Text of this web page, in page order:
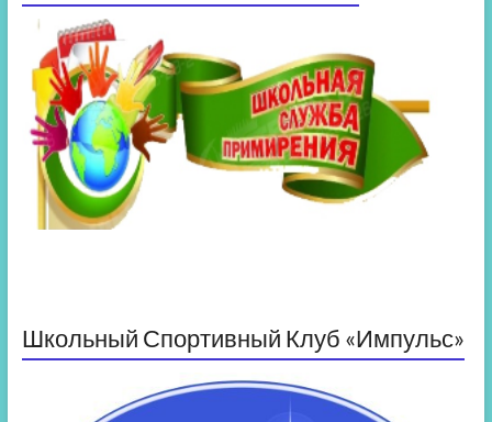
Школьный Спортивный Клуб «Импульс»